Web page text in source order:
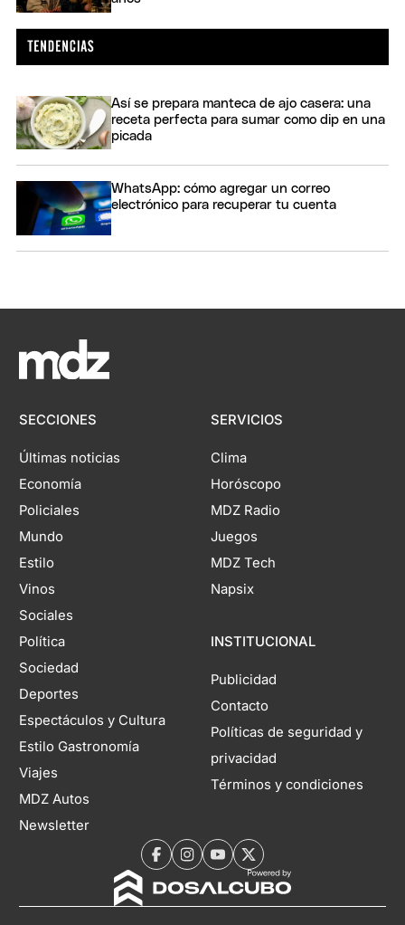
Así se prepara manteca de ajo casera: una
receta perfecta para sumar como dip en una
picada
WhatsApp: cómo agregar un correo
electrónico para recuperar tu cuenta
SECCIONES
Últimas noticias
Economía
Policiales
Mundo
Estilo
Vinos
Sociales
Política
Sociedad
Deportes
Espectáculos y Cultura
Estilo Gastronomía
Viajes
MDZ Autos
Newsletter
SERVICIOS
Clima
Horóscopo
MDZ Radio
Juegos
MDZ Tech
Napsix
INSTITUCIONAL
Publicidad
Contacto
Políticas de seguridad y
privacidad
Términos y condiciones